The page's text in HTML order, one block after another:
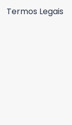
Termos Legais